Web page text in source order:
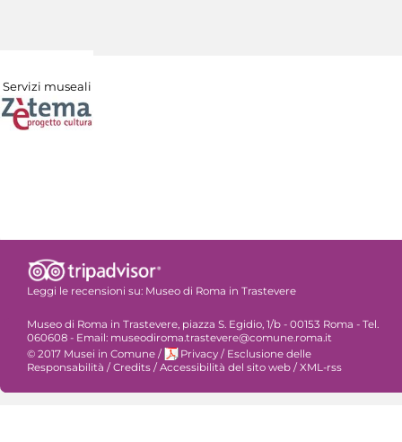
Servizi museali
Leggi le recensioni su: Museo di Roma in Trastevere
Museo di Roma in Trastevere, piazza S. Egidio, 1/b - 00153 Roma - Tel.
060608 - Email: museodiroma.trastevere@comune.roma.it
© 2017 Musei in Comune / Privacy / Esclusione delle
Responsabilità /Credits /Accessibilità del sito web /XML-rss